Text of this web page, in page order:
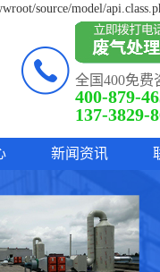
source/model/
全国400免费
400-879-
137-3829-
新闻资讯